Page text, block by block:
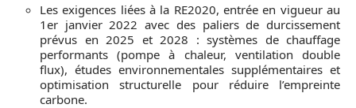
Les exigences liées à la RE2020, entrée en vigueur au
1er janvier 2022 avec des paliers de durcissement
prévus en 2025 et 2028 : systèmes de chauffage
performants (pompe à chaleur, ventilation double
flux), études environnementales supplémentaires et
optimisation structurelle pour réduire l’empreinte
carbone.